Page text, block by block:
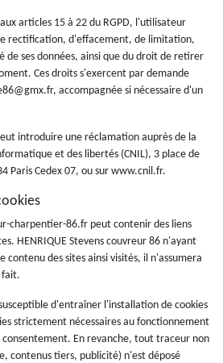
articles 15 à 22 du RGPD, l'utilisateur
rectification, d'effacement, de limitation,
ses données, ainsi que du droit de retirer
Ces droits s'exercent par demande
accompagnée si nécessaire d'un
introduire une réclamation auprès de la
et des libertés (CNIL), 3 place de
Paris Cedex 07, ou sur www.cnil.fr.
charpentier-86.fr peut contenir des liens
HENRIQUE Stevens couvreur 86 n'ayant
contenu des sites ainsi visités, il n'assumera
fait.
d'entraîner l'installation de cookies
strictement nécessaires au fonctionnement
En revanche, tout traceur non
contenus tiers, publicité) n'est déposé